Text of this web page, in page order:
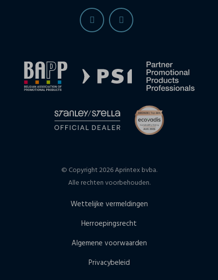
© Copyright 2026 Aprintex bvba.
Alle rechten voorbehouden.
Wettelijke vermeldingen
Herroepingsrecht
Algemene voorwaarden
Privacybeleid